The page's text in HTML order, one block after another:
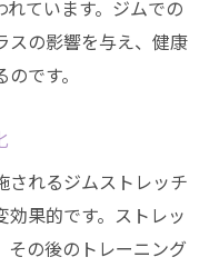
ています。ジムでの
スの影響を与え、健康
です。
されるジムストレッチ
果的です。ストレッ
その後のトレーニング